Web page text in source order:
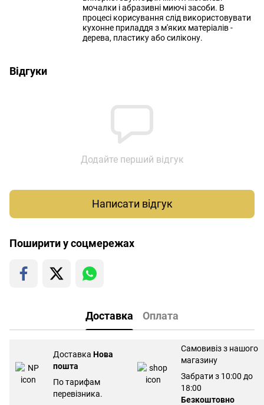
мочалки і абразивні миючі засоби. В
процесі корисування слід використовувати
кухонне приладдя з м'яких матеріалів -
дерева, пластику або силікону.
Відгуки
Додайте перший відгук
Написати відгук
Поширити у соцмережах
Доставка Оплата
Доставка Нова
пошта
По тарифам
перевізника.
Самовивіз з нашого
магазину
Забрати з 10:00 до
18:00
Безкоштовно